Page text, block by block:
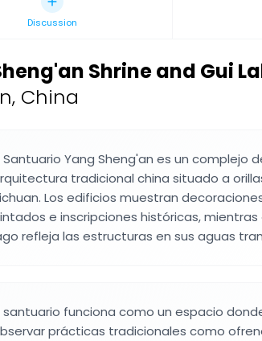
Discussion
Shrine and Gui
China
Santuario Yang Sheng'an es un complejo
tradicional china situado a
Los edificios muestran
e inscripciones históricas,
refleja las estructuras en sus aguas
santuario funciona como un espacio
prácticas tradicionales como